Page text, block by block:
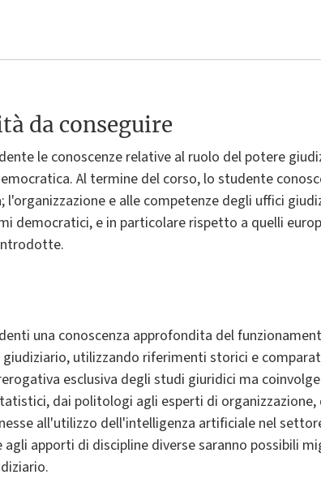
da conseguire
le conoscenze relative al ruolo del potere
Al termine del corso, lo studente
e alle competenze degli uffici
democratici, e in particolare rispetto a quelli
una conoscenza approfondita del
utilizzando riferimenti storici e
esclusiva degli studi giuridici ma
dai politologi agli esperti di
all'utilizzo dell'intelligenza artificiale nel
apporti di discipline diverse saranno possibili